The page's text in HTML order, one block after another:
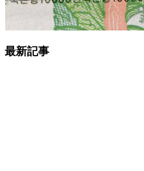
最新記事